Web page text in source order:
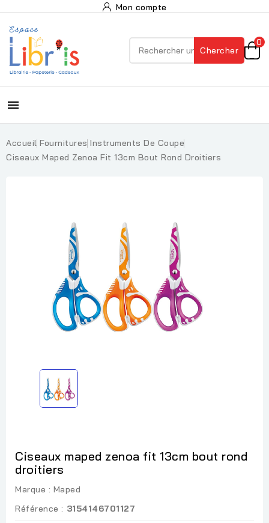
Mon compte
Chercher
0

Accueil Fournitures Instruments De Coupe
Ciseaux Maped Zenoa Fit 13cm Bout Rond Droitiers
Ciseaux maped zenoa fit 13cm bout rond
droitiers
Marque : Maped
Référence : 3154146701127